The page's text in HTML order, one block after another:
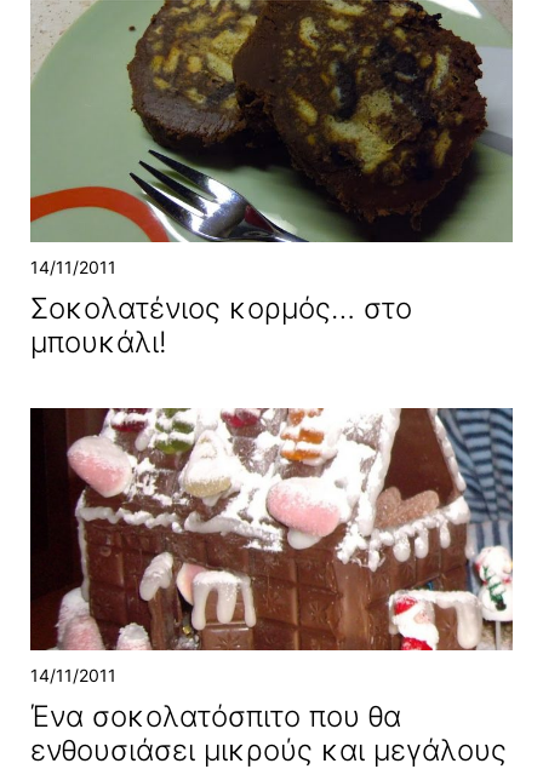
14/11/2011
Σοκολατένιος κορμός… στο
μπουκάλι!
14/11/2011
Ένα σοκολατόσπιτο που θα
ενθουσιάσει μικρούς και μεγάλους